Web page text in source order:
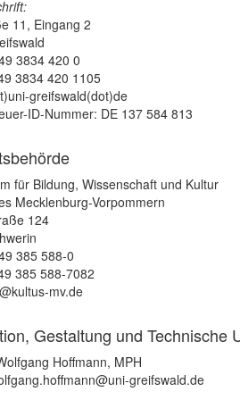
11, Eingang 2
3834 420 0
3834 420 1105
greifswald(dot)de
ID-Nummer: DE 137 584 813
für Bildung, Wissenschaft und Kultur
Mecklenburg-Vorpommern
124
385 588-0
385 588-7082
mv.de
Gestaltung und Technische
Hoffmann, MPH
greifswald.de